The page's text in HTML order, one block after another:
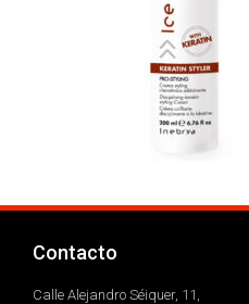
Contacto
Calle Alejandro Séiquer, 11,